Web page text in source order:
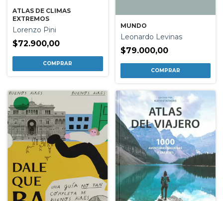
ATLAS DE CLIMAS
EXTREMOS
Lorenzo Pini
$72.900,00
MUNDO
Leonardo Levinas
$79.000,00